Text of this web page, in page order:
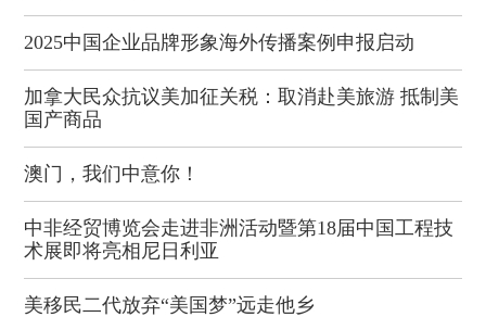
2025中国企业品牌形象海外传播案例申报启动
加拿大民众抗议美加征关税：取消赴美旅游 抵制美
国产商品
澳门，我们中意你！
中非经贸博览会走进非洲活动暨第18届中国工程技
术展即将亮相尼日利亚
美移民二代放弃“美国梦”远走他乡